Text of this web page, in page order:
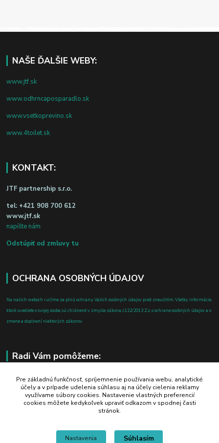
NAŠE ĎALŠIE WEBY:
www.jtf.sk
www.odhrncaposparadlo.sk
www.vsetkoprevino.sk
www.4toilet.sk
KONTAKT:
JTF partnership s.r.o.
tel: +421 908 700 612
www.jtf.sk
napíšte nám
Odstúpiť od zmluvy tu
OCHRANA OSOBNÝCH ÚDAJOV
Na našich weboch ručíme za plnú ochranu Vašich osobných údajov pred zneužitím. Všetky informácie,
ktoré uvediete o svojej osobe, sú chránené v zmysle zákona č.122/2013 Z.z. o ochrane osobných údajov a o
zmene a doplnení niektorých zákonov.
Radi Vám pomôžeme:
+421 908 700 612
po-pia: 8.00 - 16.00
business@jtf.sk
Pre základnú funkčnosť, spríjemnenie používania webu, analytické
účely a v prípade udelenia súhlasu aj na účely cielenia reklamy
využívame súbory cookies. Nastavenie vlastných preferencií
cookies môžete kedykoľvek upraviť odkazom v spodnej časti
stránok.
Nastavenia Súhlasím